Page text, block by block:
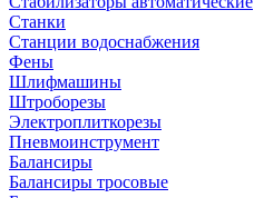
Станки
Станции водоснабжения
Фены
Шлифмашины
Штроборезы
Электроплиткорезы
Пневмоинструмент
Балансиры
Балансиры тросовые